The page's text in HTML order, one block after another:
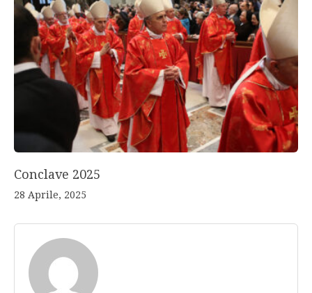
Conclave 2025
28 Aprile, 2025